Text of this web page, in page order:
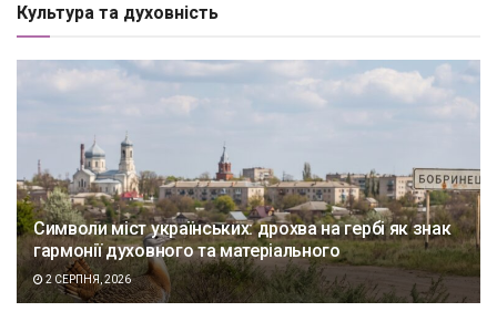
Культура та духовність
Символи міст українських: дрохва на гербі як знак
гармонії духовного та матеріального
2 СЕРПНЯ, 2026